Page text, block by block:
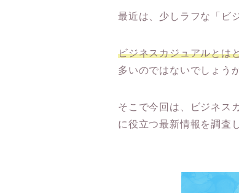
最近は、少しラフな「ビ
ビジネスカジュアルとは
多いのではないでしょう
そこで今回は、ビジネス
に役立つ最新情報を調査